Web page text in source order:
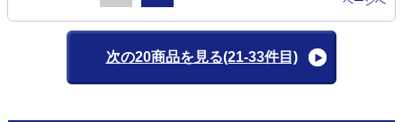
次の20商品を見る(21-33件目)